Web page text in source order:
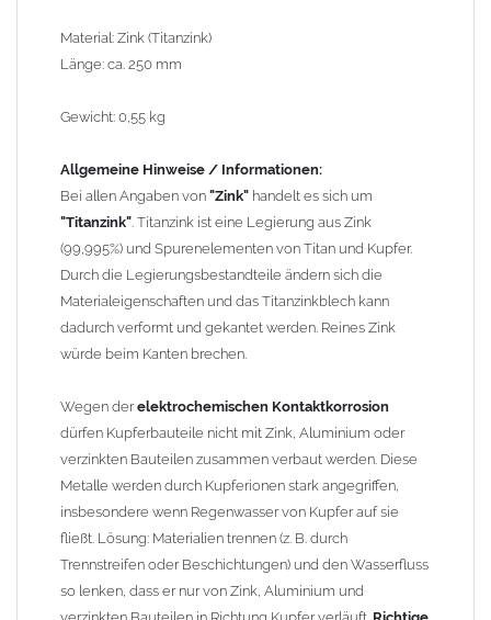
Kupfer kann mit Edelstahl und Blei kombiniert werden, da keine
erhebliche Kontaktkorrosion auftritt.
Einbauhinweis bei alten
gefalzten Alu-, Kupferrohren und gelöteten Zinkrohren ist oft
etwas schwierig, da diese nicht so passgenau sind wie heutige
lasergeschweißte Rohre. Maßabweichungen von 1–2 mm sind
möglich. Anpassungsarbeiten wie Einziehen und Aufweiten sind
manchmal nötig, oder es muss sogar das Rohr ober- und
unterhalb durch ein neues lasergeschweißtes Fallrohr ersetzt
werden.
Rohren: Der direkte Zusammenbau von Metall- und
Kunststoffrohren ist aufgrund der unterschiedlichen
Wandstärken nur eingeschränkt möglich. Zu diesem Zweck
führen wir einige Adapter in unserem Sortiment. Bei Fragen
stehen wir Ihnen gern zur Verfügung.
Material: Zink (Titanzink)
Länge: ca. 250 mm
Gewicht: 0,55 kg
Allgemeine Hinweise / Informationen:
Bei allen Angaben von "Zink" handelt es sich um
"Titanzink". Titanzink ist eine Legierung aus Zink
(99,995%) und Spurenelementen von Titan und Kupfer.
Durch die Legierungsbestandteile ändern sich die
Materialeigenschaften und das Titanzinkblech kann
dadurch verformt und gekantet werden. Reines Zink
würde beim Kanten brechen.
Wegen derelektrochemischen Kontaktkorrosion
dürfen Kupferbauteile nicht mit Zink, Aluminium oder
verzinkten Bauteilen zusammen verbaut werden. Diese
Metalle werden durch Kupferionen stark angegriffen,
insbesondere wenn Regenwasser von Kupfer auf sie
fließt. Lösung: Materialien trennen (z. B. durch
Trennstreifen oder Beschichtungen) und den Wasserfluss
so lenken, dass er nur von Zink, Aluminium und